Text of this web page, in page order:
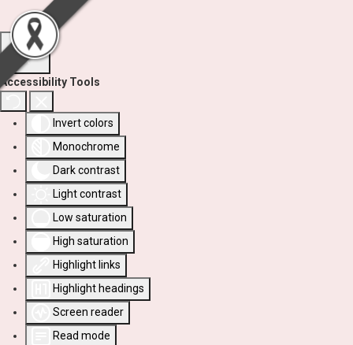
Accessibility Tools
Invert colors
Monochrome
Dark contrast
Light contrast
Low saturation
High saturation
Highlight links
Highlight headings
Screen reader
Read mode